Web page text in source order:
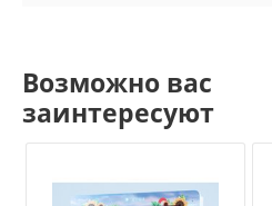
Возможно вас
заинтересуют